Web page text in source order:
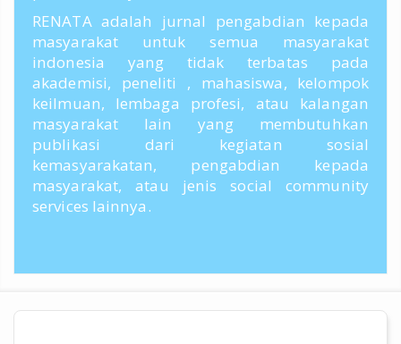
RENATA adalah jurnal pengabdian kepada
masyarakat untuk semua masyarakat
indonesia yang tidak terbatas pada
akademisi, peneliti , mahasiswa, kelompok
keilmuan, lembaga profesi, atau kalangan
masyarakat lain yang membutuhkan
publikasi dari kegiatan sosial
kemasyarakatan, pengabdian kepada
masyarakat, atau jenis social community
services lainnya.